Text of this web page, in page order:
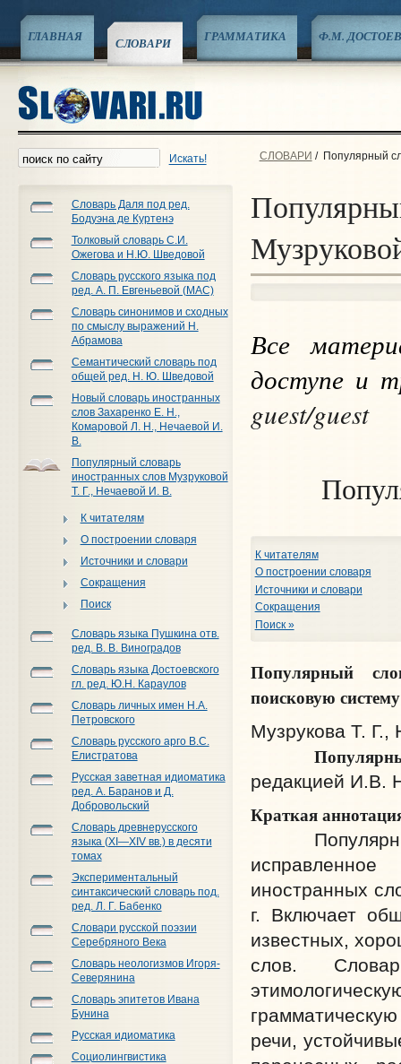
ГЛАВНАЯ СЛОВАРИ ГРАММАТИКА Ф.М.
Искать!
Словарь Даля под ред.
Бодуэна де Куртенэ
Толковый словарь С.И.
Ожегова и Н.Ю. Шведовой
Словарь русского языка под
ред. А. П. Евгеньевой (МАС)
Словарь синонимов и сходных
по смыслу выражений Н.
Абрамова
Семантический словарь под
общей ред. Н. Ю. Шведовой
Новый словарь иностранных
слов Захаренко Е. Н.,
Комаровой Л. Н., Нечаевой И.
В.
Популярный словарь
иностранных слов Музруковой
Т. Г., Нечаевой И. В.
К читателям
О построении словаря
Источники и словари
Сокращения
Поиск
Словарь языка Пушкина отв.
ред. В. В. Виноградов
Словарь языка Достоевского
гл. ред. Ю.Н. Караулов
Словарь личных имен Н.А.
Петровского
Словарь русского арго В.С.
Елистратова
Русская заветная идиоматика
ред. А. Баранов и Д.
Добровольский
Словарь древнерусского
языка (XI—XIV вв.) в десяти
томах
Экспериментальный
синтаксический словарь под.
ред. Л. Г. Бабенко
Словари русской поэзии
Серебряного Века
Словарь неологизмов Игоря-
Северянина
Словарь эпитетов Ивана
Бунина
Русская идиоматика
Социолингвистика
СЛОВАРИ / Популярный
Все
доступе и
guest/guest
К читателям
О построении словаря
Источники и словари
Сокращения
Поиск »
Популярный
поисковую
Музрукова Т.
редакцией И.В.
Краткая
Популярный
иностранных
г. Включает
известных,
слов.
речи,